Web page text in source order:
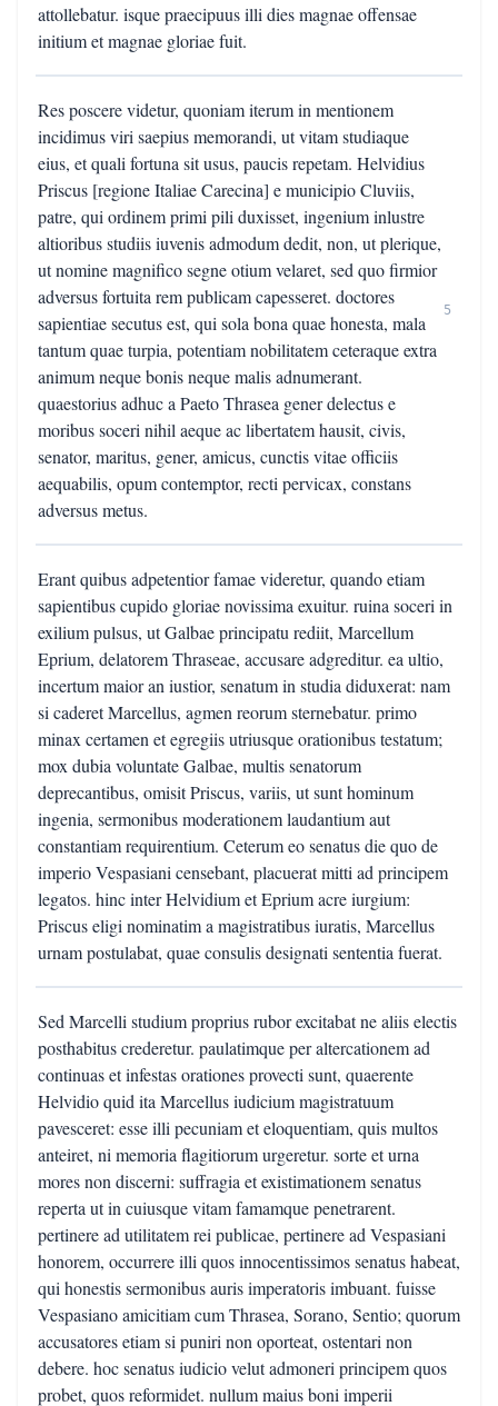
attollebatur. isque praecipuus illi dies magnae offensae
initium et magnae gloriae fuit.
Res poscere videtur, quoniam iterum in mentionem
incidimus viri saepius memorandi, ut vitam studiaque
eius, et quali fortuna sit usus, paucis repetam. Helvidius
Priscus [regione Italiae Carecina] e municipio Cluviis,
patre, qui ordinem primi pili duxisset, ingenium inlustre
altioribus studiis iuvenis admodum dedit, non, ut plerique,
ut nomine magnifico segne otium velaret, sed quo firmior
adversus fortuita rem publicam capesseret. doctores
sapientiae secutus est, qui sola bona quae honesta, mala
tantum quae turpia, potentiam nobilitatem ceteraque extra
animum neque bonis neque malis adnumerant.
quaestorius adhuc a Paeto Thrasea gener delectus e
moribus soceri nihil aeque ac libertatem hausit, civis,
senator, maritus, gener, amicus, cunctis vitae officiis
aequabilis, opum contemptor, recti pervicax, constans
adversus metus.
5
Erant quibus adpetentior famae videretur, quando etiam
sapientibus cupido gloriae novissima exuitur. ruina soceri in
exilium pulsus, ut Galbae principatu rediit, Marcellum
Eprium, delatorem Thraseae, accusare adgreditur. ea ultio,
incertum maior an iustior, senatum in studia diduxerat: nam
si caderet Marcellus, agmen reorum sternebatur. primo
minax certamen et egregiis utriusque orationibus testatum;
mox dubia voluntate Galbae, multis senatorum
deprecantibus, omisit Priscus, variis, ut sunt hominum
ingenia, sermonibus moderationem laudantium aut
constantiam requirentium. Ceterum eo senatus die quo de
imperio Vespasiani censebant, placuerat mitti ad principem
legatos. hinc inter Helvidium et Eprium acre iurgium:
Priscus eligi nominatim a magistratibus iuratis, Marcellus
urnam postulabat, quae consulis designati sententia fuerat.
Sed Marcelli studium proprius rubor excitabat ne aliis electis
posthabitus crederetur. paulatimque per altercationem ad
continuas et infestas orationes provecti sunt, quaerente
Helvidio quid ita Marcellus iudicium magistratuum
pavesceret: esse illi pecuniam et eloquentiam, quis multos
anteiret, ni memoria flagitiorum urgeretur. sorte et urna
mores non discerni: suffragia et existimationem senatus
reperta ut in cuiusque vitam famamque penetrarent.
pertinere ad utilitatem rei publicae, pertinere ad Vespasiani
honorem, occurrere illi quos innocentissimos senatus habeat,
qui honestis sermonibus auris imperatoris imbuant. fuisse
Vespasiano amicitiam cum Thrasea, Sorano, Sentio; quorum
accusatores etiam si puniri non oporteat, ostentari non
debere. hoc senatus iudicio velut admoneri principem quos
probet, quos reformidet. nullum maius boni imperii